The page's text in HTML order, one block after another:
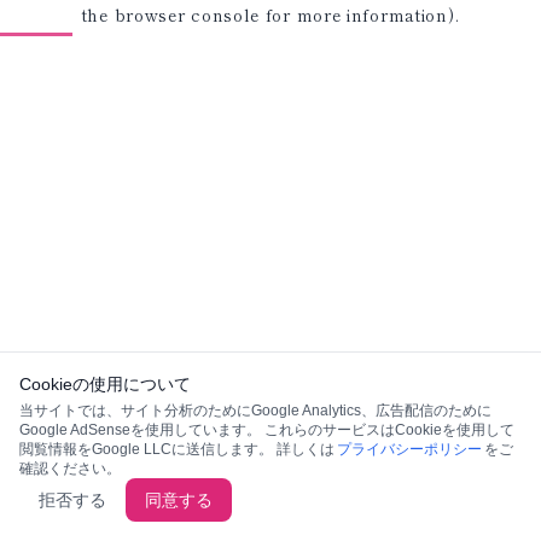
the browser console for more information).
Cookieの使用について
当サイトでは、サイト分析のためにGoogle Analytics、広告配信のために
Google AdSenseを使用しています。 これらのサービスはCookieを使用して
閲覧情報をGoogle LLCに送信します。 詳しくは プライバシーポリシー をご
確認ください。
拒否する 同意する